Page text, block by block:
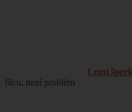
Letní
filcu, není problém